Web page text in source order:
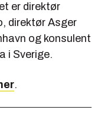
er direktør
direktør Asger
og konsulent
i Sverige.
.